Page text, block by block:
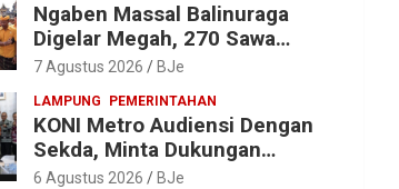
Ngaben Massal Balinuraga
Digelar Megah, 270 Sawa
Diantar dalam Tradisi Suci yang
7 Agustus 2026 BJe
LAMPUNG PEMERINTAHAN
KONI Metro Audiensi Dengan
Sekda, Minta Dukungan
Anggaran Jelang Porprov X
6 Agustus 2026 BJe